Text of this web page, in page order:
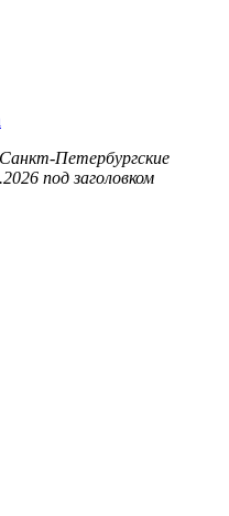
Петербургские
под заголовком